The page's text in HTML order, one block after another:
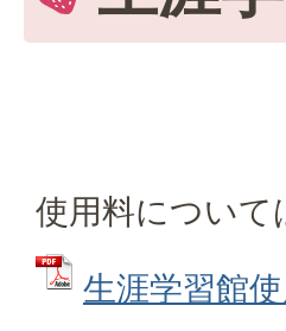
使用料につい
生涯学習館